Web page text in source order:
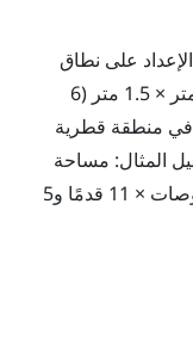
1.0، يتطلب الإعداد على نطاق
الغرفة منطقة لعب لا تقل مساحتها عن 2 متر × 1.5 متر (6
التحرك في منطقة قطرية
على سبيل المثال: مساحة
3.5 أمتار × 3.5 أمتار (حوالي 11 قدمًا و5 بوصات × 11 قدمًا و5